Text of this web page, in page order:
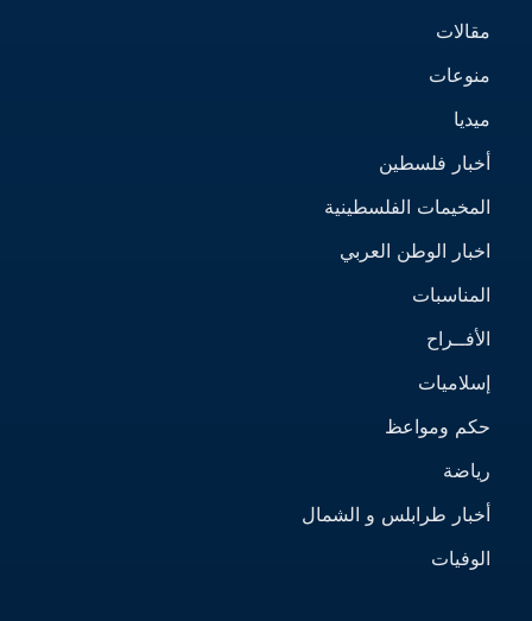
مقالات
منوعات
ميديا
أخبار فلسطين
المخيمات الفلسطينية
اخبار الوطن العربي
المناسبات
الأفــراح
إسلاميات
حكم ومواعظ
رياضة
أخبار طرابلس و الشمال
الوفيات